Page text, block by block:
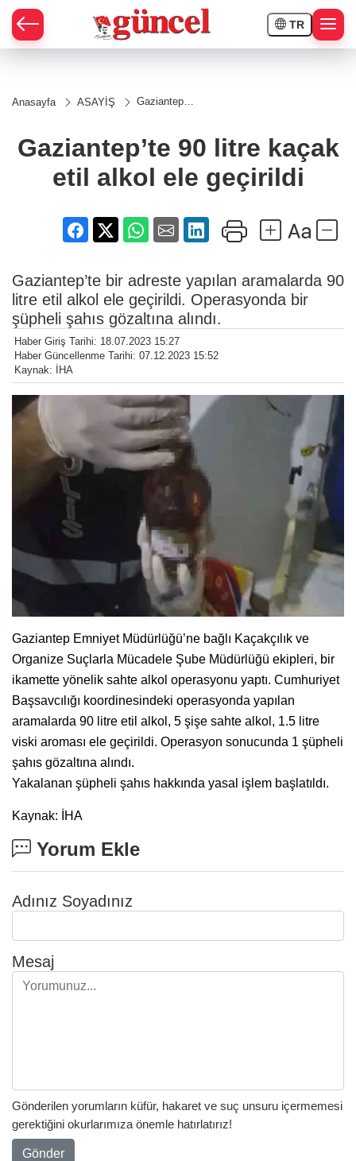
TR
Anasayfa ASAYİŞ
Gaziantep’te
alkol ele
geçirildi
Gaziantep’te 90 litre kaçak
etil alkol ele geçirildi
Gaziantep’te bir adreste yapılan aramalarda 90
litre etil alkol ele geçirildi. Operasyonda bir
şüpheli şahıs gözaltına alındı.
Haber Giriş Tarihi: 18.07.2023 15:27
Haber Güncellenme Tarihi: 07.12.2023 15:52
Kaynak: İHA
Gaziantep Emniyet Müdürlüğü’ne bağlı Kaçakçılık ve
Organize Suçlarla Mücadele Şube Müdürlüğü ekipleri, bir
ikamette yönelik sahte alkol operasyonu yaptı. Cumhuriyet
Başsavcılığı koordinesindeki operasyonda yapılan
aramalarda 90 litre etil alkol, 5 şişe sahte alkol, 1.5 litre
viski aroması ele geçirildi. Operasyon sonucunda 1 şüpheli
şahıs gözaltına alındı.
Yakalanan şüpheli şahıs hakkında yasal işlem başlatıldı.
Kaynak: İHA
Yorum Ekle
Adınız Soyadınız
Mesaj
Gönderilen yorumların küfür, hakaret ve suç unsuru içermemesi
gerektiğini okurlarımıza önemle hatırlatırız!
Gönder